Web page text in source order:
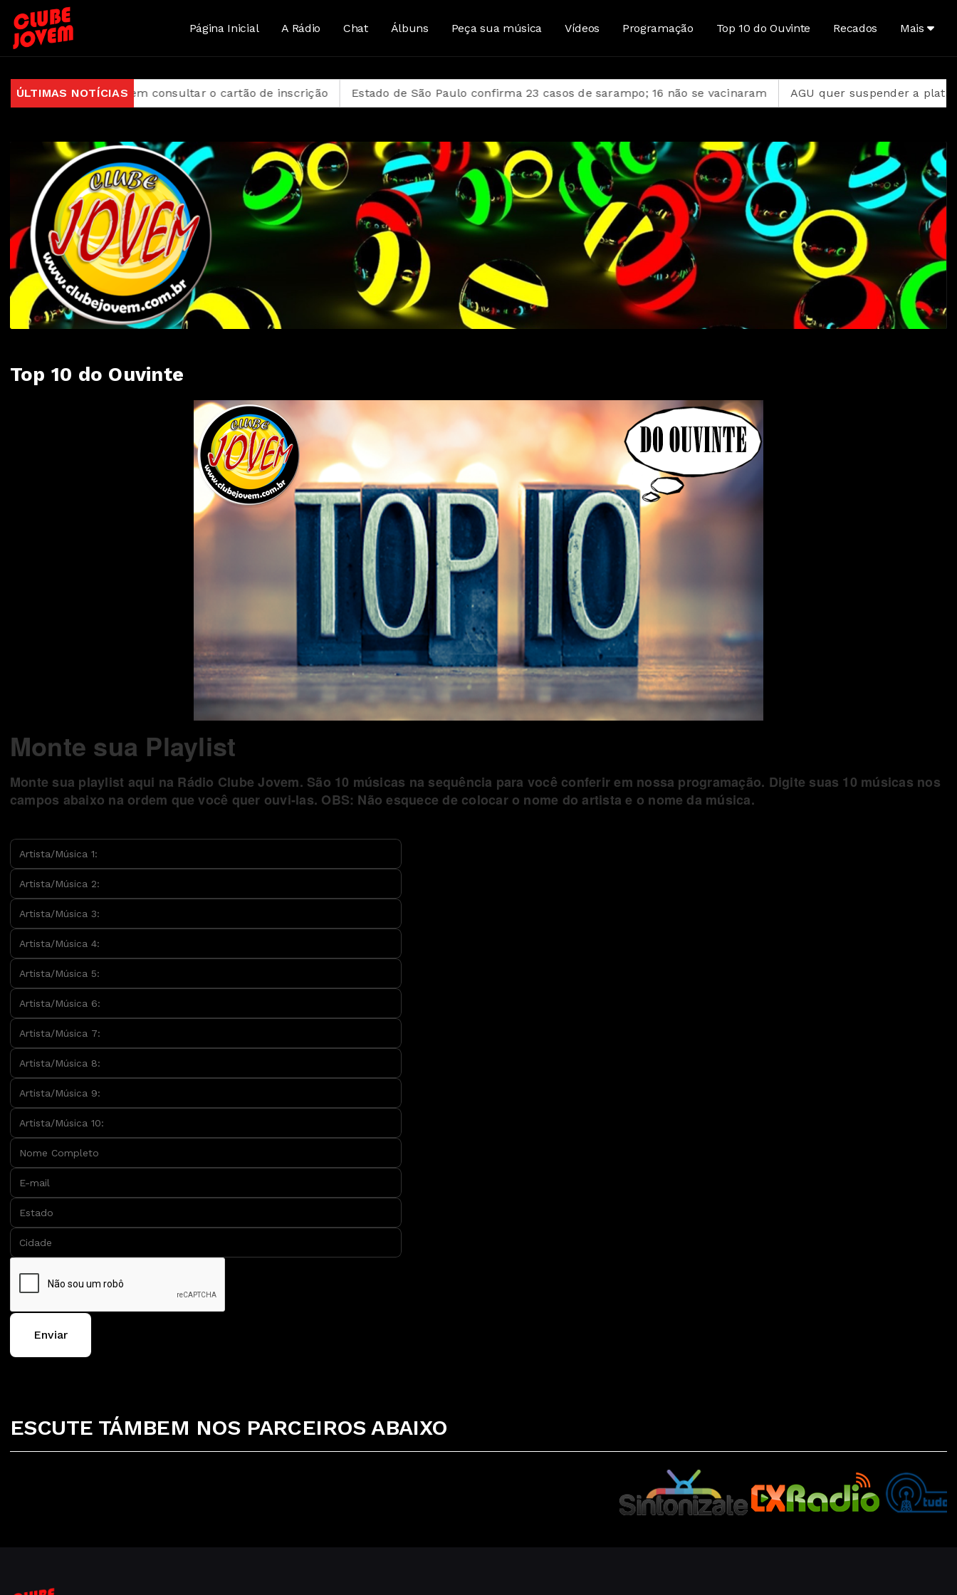
Página Inicial A Rádio Chat Álbuns Peça sua música Vídeos Programação Top 10 do Ouvinte Recados Mais
ÚLTIMAS NOTÍCIAS
podem consultar o cartão de inscrição Estado de São Paulo confirma 23 casos de sarampo; 16 não se vacinaram AGU quer suspender a plataforma Discord
Top 10 do Ouvinte
Monte sua Playlist
Monte sua playlist aqui na Rádio Clube Jovem. São 10 músicas na sequência para você conferir em nossa programação. Digite suas 10 músicas nos
campos abaixo na ordem que você quer ouvi-las. OBS: Não esquece de colocar o nome do artista e o nome da música.
Artista/Música 1:
Artista/Música 2:
Artista/Música 3:
Artista/Música 4:
Artista/Música 5:
Artista/Música 6:
Artista/Música 7:
Artista/Música 8:
Artista/Música 9:
Artista/Música 10:
Nome Completo
E-mail
Estado
Cidade
Enviar
ESCUTE TÁMBEM NOS PARCEIROS ABAIXO